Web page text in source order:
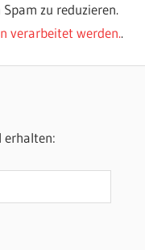
zu reduzieren.
verarbeitet werden..
erhalten: